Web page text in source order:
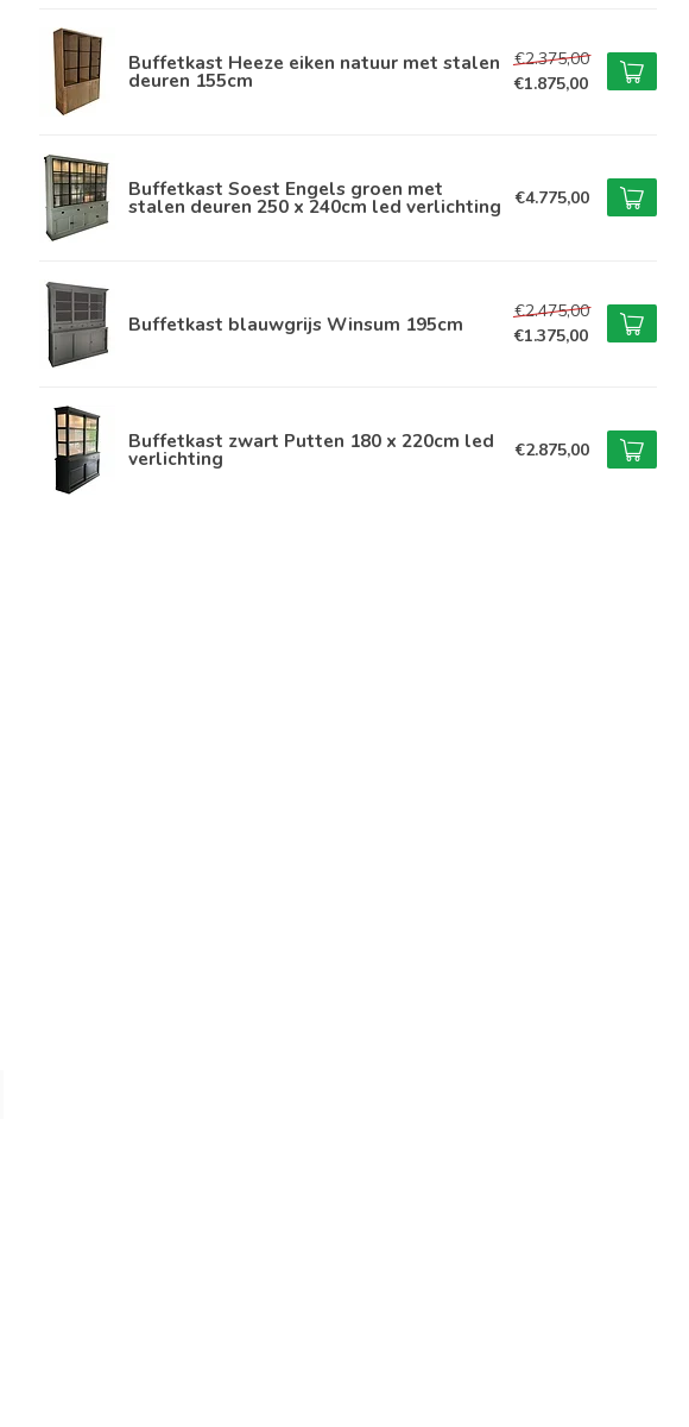
Buffetkast Heeze eiken natuur met stalen
deuren 155cm
€2.375,00
€1.875,00
Buffetkast Soest Engels groen met
stalen deuren 250 x 240cm led verlichting €4.775,00
Buffetkast blauwgrijs Winsum 195cm
€2.475,00
€1.375,00
Buffetkast zwart Putten 180 x 220cm led
verlichting €2.875,00